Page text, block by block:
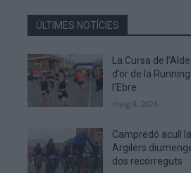
ÚLTIMES NOTÍCIES
La Cursa de
d’or de la
l’Ebre
maig 9, 2026
Campredó acull
Argilers
dos recorreguts